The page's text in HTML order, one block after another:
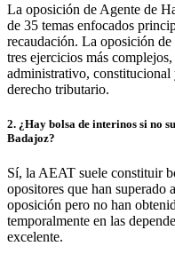
La oposición de Agente de
de 35 temas enfocados
recaudación. La oposición
tres ejercicios más
administrativo,
derecho tributario.
2. ¿Hay bolsa de interinos si no
Badajoz?
Sí, la AEAT suele constituir
opositores que han superado
oposición pero no han
temporalmente en las
excelente.